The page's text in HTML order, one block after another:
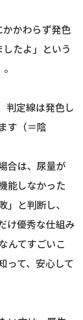
かかわらず発色
たよ」という
判定線は発色し
す（＝陰
合は、尿量が
能しなかった
と判断し、
け優秀な仕組み
んてすごいこ
って、安心して